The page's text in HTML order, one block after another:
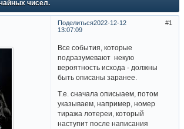
чисел.
Поделиться 1
2022-12-12
13:07:09
Все события, которые
подразумевают некую
вероятность исхода - должны
быть описаны заранее.
Т.е. сначала описыаем, потом
указываем, например, номер
тиража лотереи, который
наступит после написания